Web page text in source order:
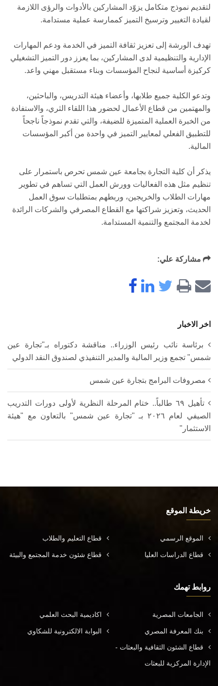
لتقديم نموذج متكامل يزوّد المشاركين بالأدوات والرؤى اللازمة
لقيادة التغيير وترسيخ التميز كممارسة عملية مستدامة.
تهدف الورشة إلى تعزيز ثقافة التميز في الخدمة ودعم المهارات
الإدارية والتنظيمية لدى المشاركين، بما يعزز دور التميز التشغيلي
كركيزة أساسية لنجاح المؤسسات وبناء مستقبل مهني واعد.
وتدعو الكلية جميع طلابها، وأعضاء هيئة التدريس، والباحثين،
والمهتمين من قطاع الأعمال لحضور هذا اللقاء الثري، والاستفادة
من الخبرة العملية المتميزة للضيفة، والتي تقدم نموذجاً ناجحاً
للتطبيق الفعلي لمعايير التميز في واحدة من أكبر المؤسسات
المالية.
يذكر أن كلية التجارة بجامعة عين شمس تحرص باستمرار على
تنظيم مثل هذه الفعاليات وورش العمل التي تساهم في تطوير
مهارات الطلاب والخريجين، وربطهم بمتطلبات سوق العمل
الحديث، وتعزيز شراكتها مع القطاع المصرفي والشركات الرائدة
لخدمة المجتمع والتنمية المستدامة.
مشاركة علي:
اخر الاخبار
برئاسة نائب رئيس الوزراء.. مناقشة دكتوراه بـ"تجارة عين
شمس" تجمع وزير المالية والمدير التنفيذي لصندوق النقد الدولي
مصروفات البرامج بتجارة عين شمس
تأهيل ٦٩ طالباً.. ختام المرحلة النظرية لأولى دورات التدريب
الصيفي لعام ٢٠٢٦ بـ "تجارة عين شمس" بالتعاون مع "هيئة
الاستثمار"
خريطة الموقع
الموقع الرسمي قطاع التعليم والطلاب
قطاع الدراسات العليا قطاع شئون خدمة المجتمع والبيئة
روابط تهمك
الجامعات المصرية اكاديمية البحث العلمي
بنك المعرفة المصري البوابة الالكترونية للشكاوي
قطاع الشئون الثقافية والبعثات -
الإدارة المركزية للبعثات